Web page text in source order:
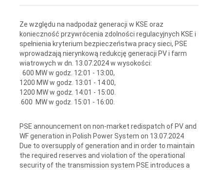
Ze względu na nadpodaż generacji w KSE oraz
konieczność przywrócenia zdolności regulacyjnych KSE i
spełnienia kryterium bezpieczeństwa pracy sieci, PSE
wprowadzają nierynkową redukcję generacji PV i farm
wiatrowych w dn. 13.07.2024 w wysokości:
600 MW w godz. 12:01 - 13:00,
1200 MW w godz. 13:01 - 14:00,
1200 MW w godz. 14:01 - 15:00.
600 MW w godz. 15:01 - 16:00.
PSE announcement on non-market redispatch of PV and
WF generation in Polish Power System on 13.07.2024
Due to oversupply of generation and in order to maintain
the required reserves and violation of the operational
security of the transmission system PSE introduces a